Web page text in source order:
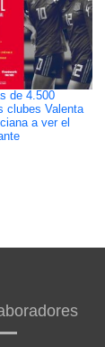
de 4.500
clubes Valenta
a ver el